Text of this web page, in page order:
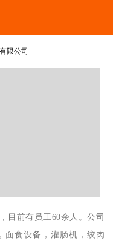
限公司
目前有员工60余人。公司
面食设备，灌肠机，绞肉